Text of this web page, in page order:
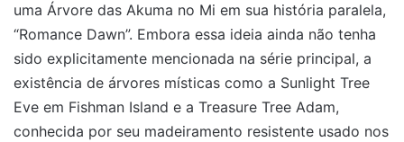
uma Árvore das Akuma no Mi em sua história paralela,
“Romance Dawn”. Embora essa ideia ainda não tenha
sido explicitamente mencionada na série principal, a
existência de árvores místicas como a Sunlight Tree
Eve em Fishman Island e a Treasure Tree Adam,
conhecida por seu madeiramento resistente usado nos